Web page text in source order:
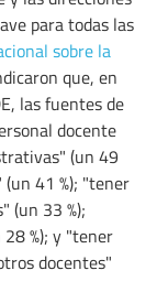
para todas las
sobre la
que, en
las fuentes de
docente
(un 49
41 %); "tener
(un 33 %);
%); y "tener
docentes"